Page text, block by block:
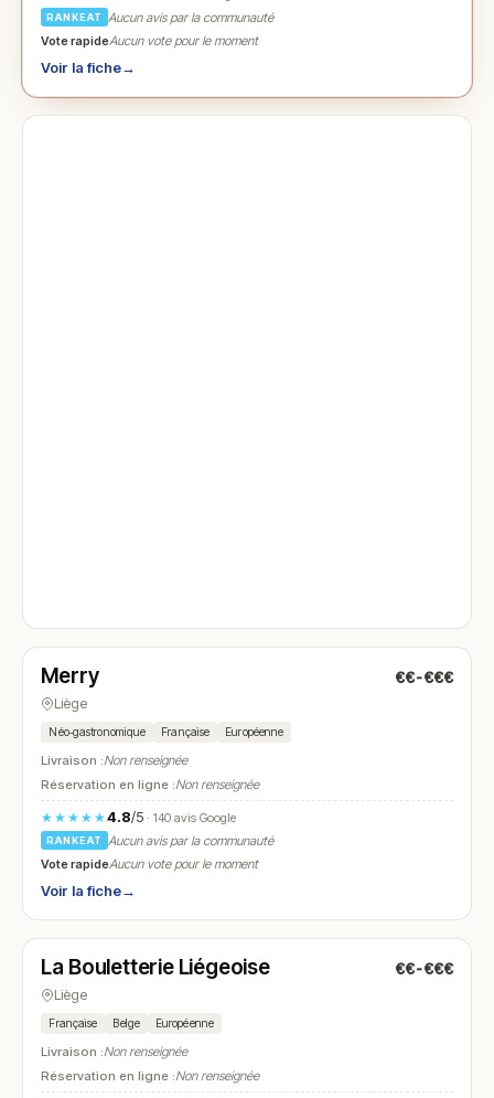
RANKEAT
Aucun avis par la communauté
Vote rapideAucun vote pour le moment
Voir la fiche→
N° 4
Merry €€-€€€
Liège
Néo‑gastronomique Française Européenne
Livraison :Non renseignée
Réservation en ligne :Non renseignée
★★★★★4.8/5· 140 avis Google
RANKEAT
Aucun avis par la communauté
Vote rapideAucun vote pour le moment
Voir la fiche→
N° 5
La Bouletterie Liégeoise €€-€€€
Liège
Française Belge Européenne
Livraison :Non renseignée
Réservation en ligne :Non renseignée